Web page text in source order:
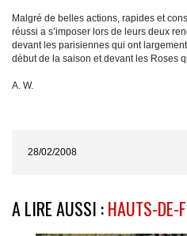
Malgré de belles actions, rapides et
réussi a s’imposer lors de leurs deux
devant les parisiennes qui ont
début de la saison et devant les Roses
A. W.
28/02/2008
A LIRE AUSSI :HAUTS-DE-